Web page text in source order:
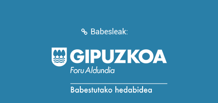
Babesleak: